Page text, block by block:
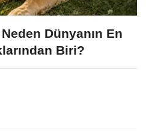
Dünyanın En
Biri?